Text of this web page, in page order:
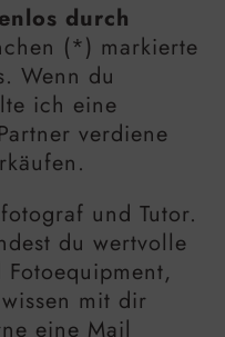
durch
(*) markierte
Wenn du
ich eine
verdiene
und Tutor.
du wertvolle
mit dir
eine Mail